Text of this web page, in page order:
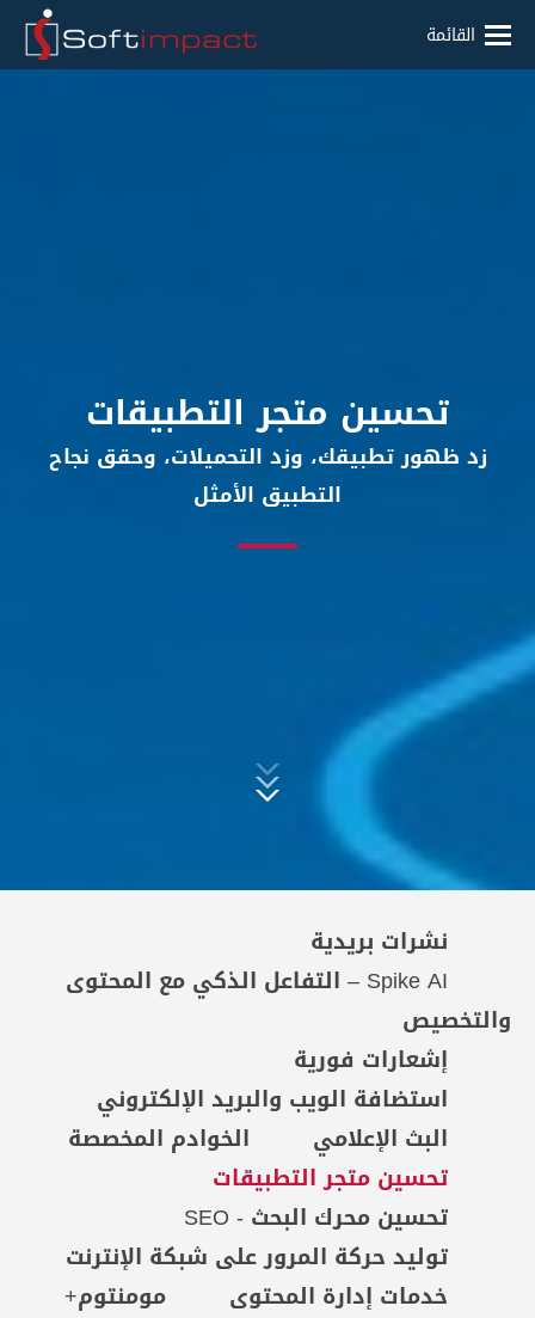
القائمة
تحسين متجر التطبيقات
زد ظهور تطبيقك، وزد التحميلات، وحقق نجاح
التطبيق الأمثل
نشرات بريدية
Spike AI – التفاعل الذكي مع المحتوى
والتخصيص
إشعارات فورية
استضافة الويب والبريد الإلكتروني
البث الإعلامي
الخوادم المخصصة
تحسين متجر التطبيقات
تحسين محرك البحث - SEO
توليد حركة المرور على شبكة الإنترنت
خدمات إدارة المحتوى
مومنتوم+